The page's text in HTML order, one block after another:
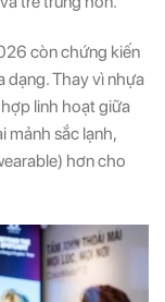
còn chứng kiến
dạng. Thay vì nhựa
linh hoạt giữa
mảnh sắc lạnh,
hơn cho